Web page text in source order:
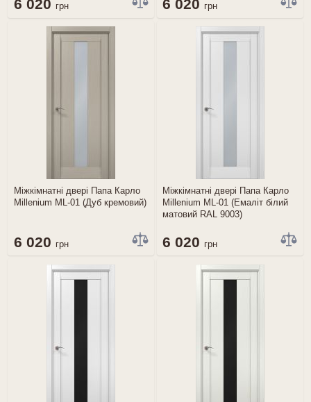
6 020 грн 6 020 грн
Міжкімнатні двері Папа Карло
Millenium ML-01 (Дуб кремовий)
6 020 грн
Міжкімнатні двері Папа Карло
Millenium ML-01 (Емаліт білий
матовий RAL 9003)
6 020 грн